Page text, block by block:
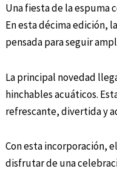
Una fiesta de la espuma
En esta décima edición,
pensada para seguir
La principal novedad
hinchables acuáticos.
refrescante, divertida y
Con esta incorporación,
disfrutar de una